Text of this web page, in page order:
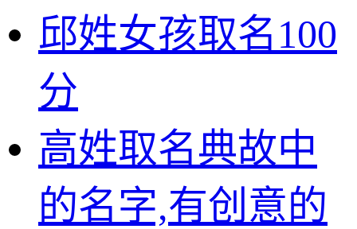
邱姓女孩取名100
分
高姓取名典故中
的名字,有创意的